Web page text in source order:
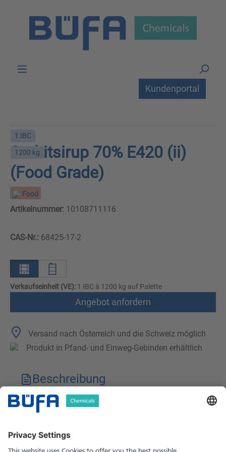
Kundenportal
1 IBC
1200 kg
Sorbitsirup 70% E420 (ii)
(Food Grade)
Food
Artikelnummer: 10108711116
CAS-Nr.: 68425-17-2
Verkaufseinheit (VE): 1 IBC à 1200 kg auf Palette
Angebot anfordern
Versand nach Österreich und die Schweiz möglich
Produkt in Pfand- und Einweg-Gebinden erhältlich
Beschreibung
Technische Merkmale
Sicherheitshinweise